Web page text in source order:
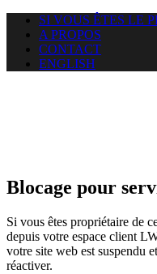
SI VOUS ÊTES LE
A PROPOS
CONTACT
ENGLISH
Blocage pour
Si vous êtes propriétaire de
depuis votre espace client
votre site web est suspendu
réactiver.